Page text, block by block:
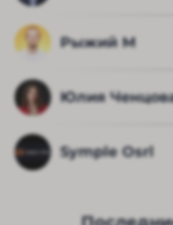
Рыжий М
Юлия
Symple Osrl